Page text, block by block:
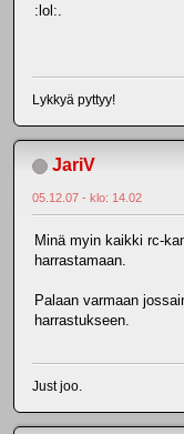
:lol:.
Lykkyä pyttyy!
JariV
05.12.07 - klo: 14.02
Minä myin kaikki rc-
harrastamaan.
Palaan varmaan
harrastukseen.
Just joo.